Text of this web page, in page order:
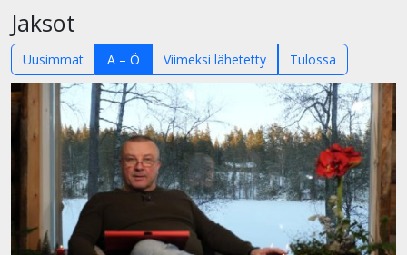
Jaksot
Uusimmat A – Ö Viimeksi lähetetty Tulossa